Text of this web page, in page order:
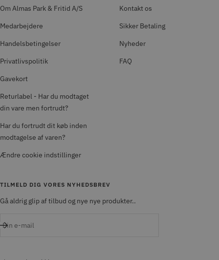
Om Almas Park & Fritid A/S
Medarbejdere
Handelsbetingelser
Privatlivspolitik
Gavekort
Returlabel - Har du modtaget
din vare men fortrudt?
Har du fortrudt dit køb inden
modtagelse af varen?
Ændre cookie indstillinger
Kontakt os
Sikker Betaling
Nyheder
FAQ
TILMELD DIG VORES NYHEDSBREV
Gå aldrig glip af tilbud og nye nye produkter..
Din e-mail